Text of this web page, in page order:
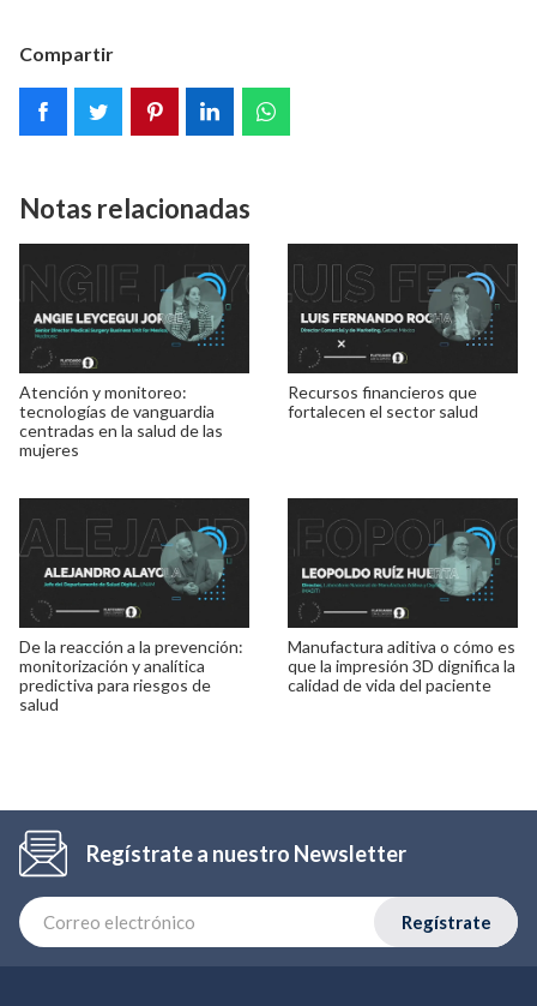
Compartir
Notas relacionadas
Atención y monitoreo:
tecnologías de vanguardia
centradas en la salud de las
mujeres
Recursos financieros que
fortalecen el sector salud
De la reacción a la prevención:
monitorización y analítica
predictiva para riesgos de
salud
Manufactura aditiva o cómo es
que la impresión 3D dignifica la
calidad de vida del paciente
Regístrate a nuestro Newsletter
Regístrate